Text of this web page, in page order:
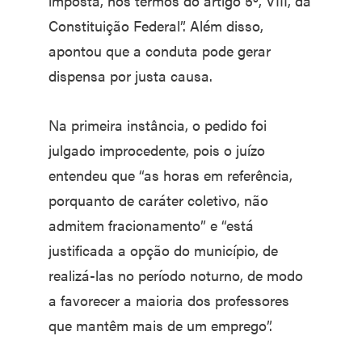
Constituição Federal”. Além disso,
apontou que a conduta pode gerar
dispensa por justa causa.
Na primeira instância, o pedido foi
julgado improcedente, pois o juízo
entendeu que “as horas em referência,
porquanto de caráter coletivo, não
admitem fracionamento” e “está
justificada a opção do município, de
realizá-las no período noturno, de modo
a favorecer a maioria dos professores
que mantêm mais de um emprego”.